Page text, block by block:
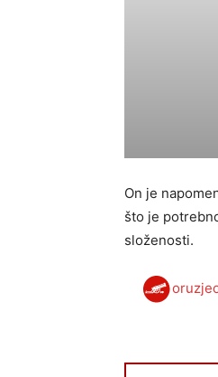
On je
što je
složenosti.